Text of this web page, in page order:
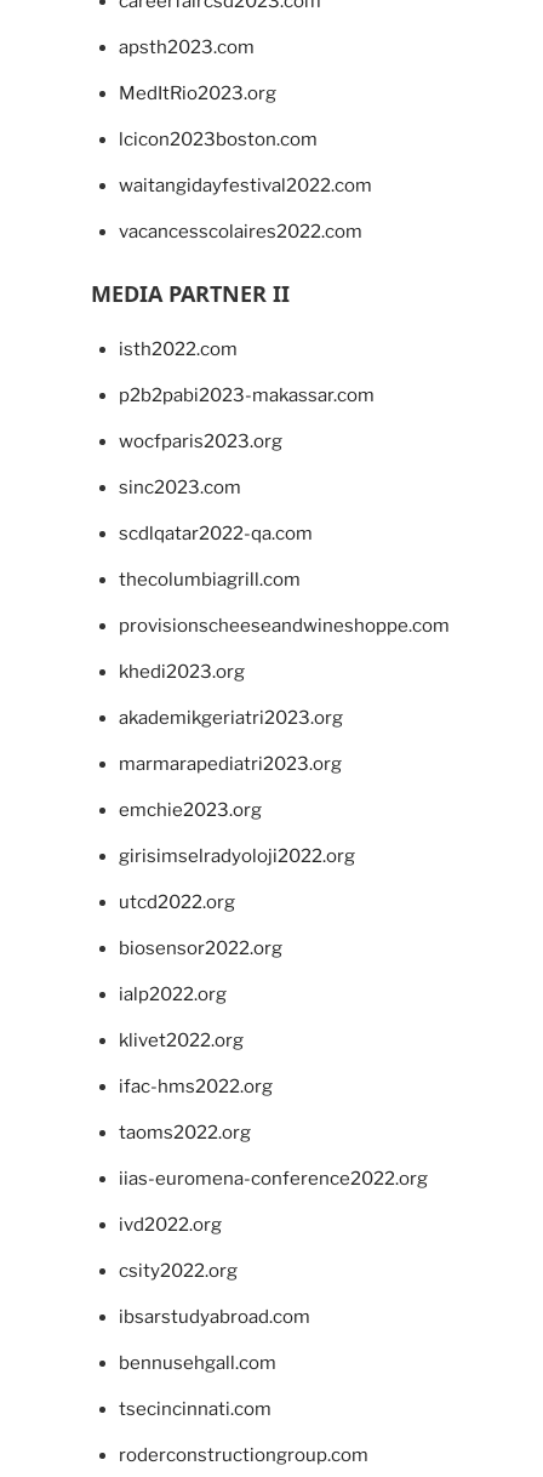
apsth2023.com
MedItRio2023.org
lcicon2023boston.com
waitangidayfestival2022.com
vacancesscolaires2022.com
MEDIA PARTNER II
isth2022.com
p2b2pabi2023-makassar.com
wocfparis2023.org
sinc2023.com
scdlqatar2022-qa.com
thecolumbiagrill.com
provisionscheeseandwineshoppe.com
khedi2023.org
akademikgeriatri2023.org
marmarapediatri2023.org
emchie2023.org
girisimselradyoloji2022.org
utcd2022.org
biosensor2022.org
ialp2022.org
klivet2022.org
ifac-hms2022.org
taoms2022.org
iias-euromena-conference2022.org
ivd2022.org
csity2022.org
ibsarstudyabroad.com
bennusehgall.com
tsecincinnati.com
roderconstructiongroup.com